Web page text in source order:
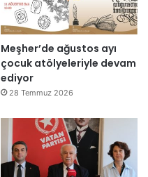
Meşher’de ağustos ayı
çocuk atölyeleriyle devam
ediyor
28 Temmuz 2026